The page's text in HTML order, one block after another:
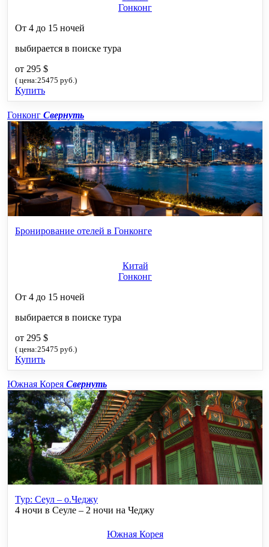
Гонконг
От 4 до 15 ночей
выбирается в поиске тура
от 295 $
( цена:25475 руб.)
Купить
Гонконг Свернуть
Бронирование отелей в Гонконге
Китай
Гонконг
От 4 до 15 ночей
выбирается в поиске тура
от 295 $
( цена:25475 руб.)
Купить
Южная Корея Свернуть
Тур: Сеул – о.Чеджу
4 ночи в Сеуле – 2 ночи на Чеджу
Южная Корея